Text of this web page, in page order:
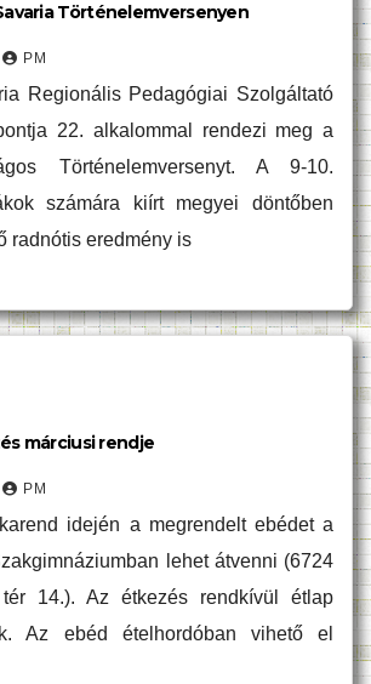
Történelemversenyen
PM
Regionális Pedagógiai Szolgáltató
22. alkalommal rendezi meg a
Történelemversenyt. A 9-10.
számára kiírt megyei döntőben
radnótis eredmény is
márciusi rendje
PM
idején a megrendelt ebédet a
lehet átvenni (6724
14.). Az étkezés rendkívül étlap
Az ebéd ételhordóban vihető el